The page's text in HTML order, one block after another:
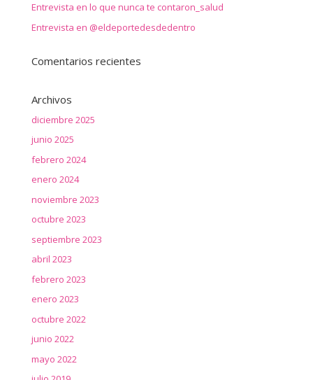
Entrevista en lo que nunca te contaron_salud
Entrevista en @eldeportedesdedentro
Comentarios recientes
Archivos
diciembre 2025
junio 2025
febrero 2024
enero 2024
noviembre 2023
octubre 2023
septiembre 2023
abril 2023
febrero 2023
enero 2023
octubre 2022
junio 2022
mayo 2022